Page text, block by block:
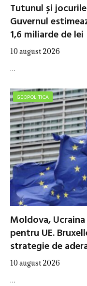
Tutunul și
Guvernul
1,6 miliarde de lei
10 august 2026
…
GEOPOLITICA
Moldova,
pentru UE.
strategie de
10 august 2026
…